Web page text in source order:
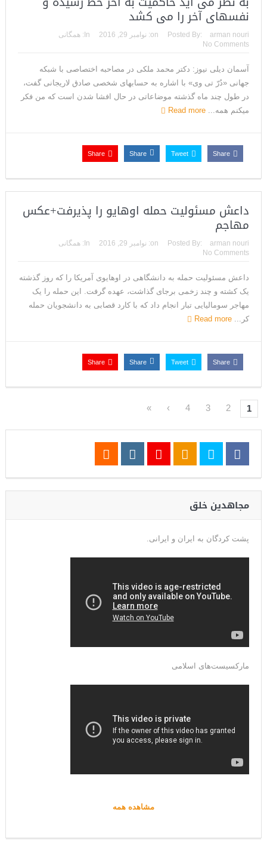
نفسهای آخر را می کشد
Posted By: arman nouri
on: نوامبر 29, 2016 In:
همگانی
No Comments
آسمان دیلی نیوز: دکتر محمد ملکی در مصاحبه اختصاصی با شبکه
جهانی «دُرّ تی وی» با اشاره به حسابهای شخصی صادق لاریجانی گفت،
در طول چند ماه گذشته موضاعاتی در حال افشا شدن است که من فکر
میکنم همه... Read more
Share
Tweet
Share
Share
داعش مسئولیت حمله اوهایو را پذیرفت+عکس
مهاجم
Posted By: arman nouri
on: نوامبر 29, 2016 In:
همگانی
No Comments
داعش مسئولیت حمله به دانشگاهی در اوهایوی آمریکا را که روز گذشته
یک کشته و چند زخمی برجای گذاشت، عهده گرفت. این حمله را یک
مهاجر سومالیایی تبار انجام داد که با کارد قصابی به دانشجویان حمله
کر... Read more
Share
Tweet
Share
Share
1
2
3
4
›
»
مجاهدین خلق
پشت کردگان به ایران و ایرانی.
مارکسیست‌های اسلامی
مشاهده همه